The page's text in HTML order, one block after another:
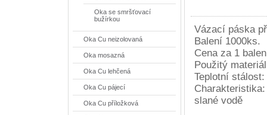
Oka se smršťovací
bužírkou
Oka Cu neizolovaná
Oka mosazná
Oka Cu lehčená
Oka Cu pájecí
Oka Cu příložková
Vázací páska
Balení 1000ks.
Cena za 1
Použitý
Teplotní
slané vodě